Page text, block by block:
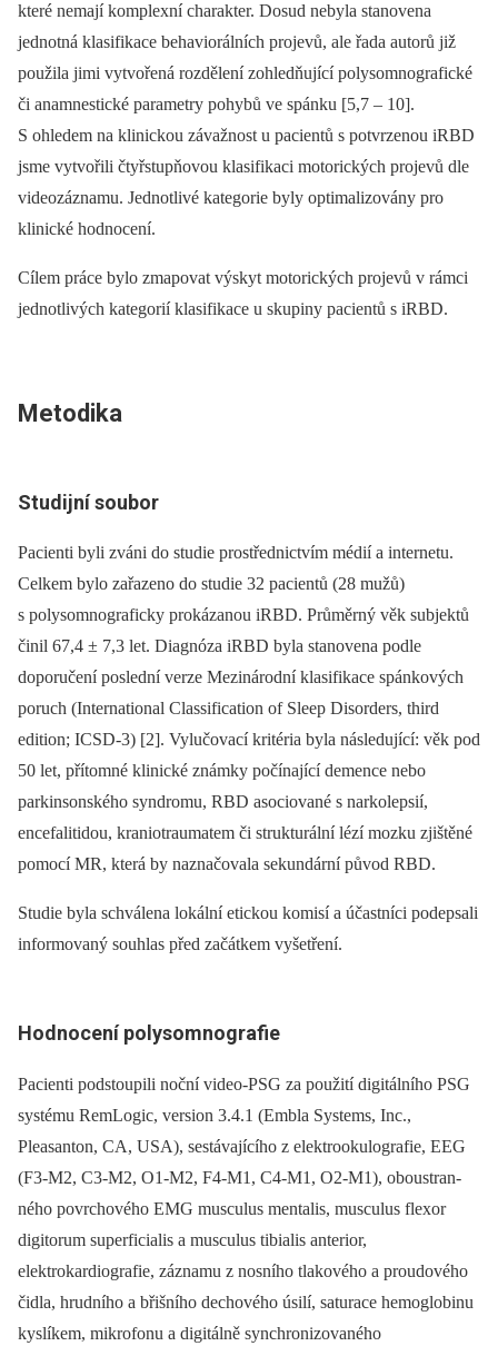
které nemají komplexní charakter. Dosud nebyla stanovena
jednotná klasifikace behaviorálních projevů, ale řada autorů již
použila jimi vytvořená rozdělení zohledňující polysomnografické
či anamnestické parametry pohybů ve spánku [5,7 –⁠ 10].
S ohledem na klinickou závažnost u pa­cientů s potvrzenou iRBD
jsme vytvořili čtyřstupňovou klasifikaci motorických projevů dle
videozáznamu. Jednotlivé kategorie byly optimalizovány pro
klinické hodnocení.
Cílem práce bylo zmapovat výskyt motorických projevů v rámci
jednotlivých kategorií klasifikace u skupiny pa­cientů s iRBD.
Metodika
Studijní soubor
Pa­cienti byli zváni do studie prostřednictvím médií a internetu.
Celkem bylo zařazeno do studie 32 pa­cientů (28 mužů)
s polysomnograficky prokázanou iRBD. Průměrný věk subjektů
činil 67,4 ± 7,3 let. Dia­gnóza iRBD byla stanovena podle
doporučení poslední verze Mezinárodní klasifikace spánkových
poruch (International Clas­sification of Sleep Disorders, third
edition; ICSD-3) [2]. Vylučovací kritéria byla následující: věk pod
50 let, přítomné klinické známky počínající demence nebo
parkinsonského syndromu, RBD asociované s narkolepsií,
encefalitidou, kraniotraumatem či strukturální lézí mozku zjištěné
pomocí MR, která by naznačovala sekundární původ RBD.
Studie byla schválena lokální etickou komisí a účastníci podepsali
informovaný souhlas před začátkem vyšetření.
Hodnocení polysomnografie
Pa­cienti podstoupili noční video-PSG za použití digitálního PSG
systému RemLogic, version 3.4.1 (Embla Systems, Inc.,
Pleasanton, CA, USA), sestávajícího z elektrookulografie, EEG
(F3-M2, C3-M2, O1-M2, F4-M1, C4-M1, O2-M1), oboustran­
ného povrchového EMG musculus mentalis, musculus flexor
digitorum superficialis a musculus tibialis anterior,
elektrokardiografie, záznamu z nosního tlakového a proudového
čidla, hrudního a břišního dechového úsilí, saturace hemoglobinu
kyslíkem, mikrofonu a digitálně synchronizovaného